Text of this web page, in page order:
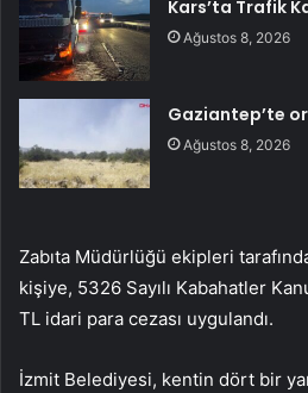
Kars’ta Trafik
Ağustos 8, 2026
Gaziantep’te
Ağustos 8, 2026
Zabıta Müdürlüğü ekipleri
kişiye, 5326 Sayılı Kabahatler
TL idari para cezası uygulandı.
İzmit Belediyesi, kentin dört bir